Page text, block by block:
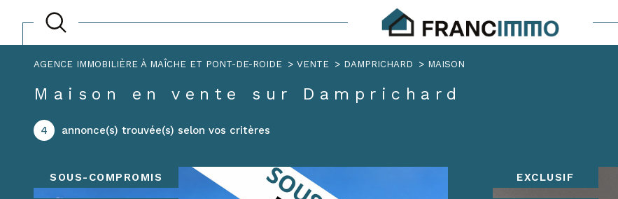
de l'ancien
de l'ancien
de l'immo pro
Estimer
TYPE DE BIEN
Voir les4annonces
25450 - Damprichard
AGENCE IMMOBILIÈRE À MAÎCHE ET PONT-DE-ROIDE VENTE DAMPRICHARD MAISON
Maison en vente sur Damprichard
4 annonce(s) trouvée(s) selon vos critères
SOUS-COMPROMIS EXCLUSIF